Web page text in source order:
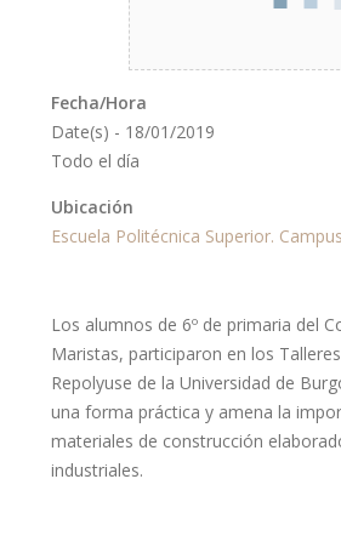
Fecha/Hora
Date(s) - 18/01/2019
Todo el día
Ubicación
Escuela Politécnica Superior.
Los alumnos de 6º de primaria del
Maristas, participaron en los
Repolyuse de la Universidad de
una forma práctica y amena la
materiales de construcción
industriales.